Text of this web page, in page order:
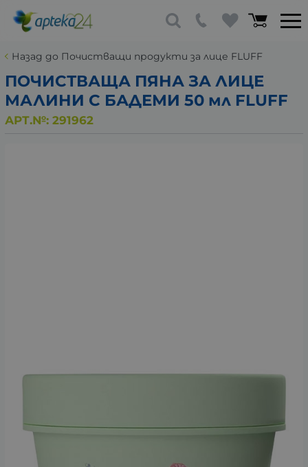
Назад до Почистващи продукти за лице FLUFF
ПОЧИСТВАЩА ПЯНА ЗА ЛИЦЕ
МАЛИНИ С БАДЕМИ 50 мл FLUFF
АРТ.№: 291962